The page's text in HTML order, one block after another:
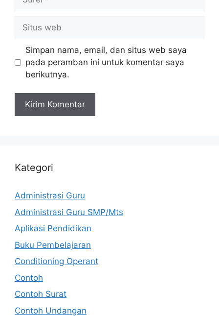
web
Simpan nama, email, dan situs web saya
pada peramban ini untuk komentar saya
berikutnya.
Kategori
Administrasi Guru
Administrasi Guru SMP/Mts
Aplikasi Pendidikan
Buku Pembelajaran
Conditioning Operant
Contoh
Contoh Surat
Contoh Undangan